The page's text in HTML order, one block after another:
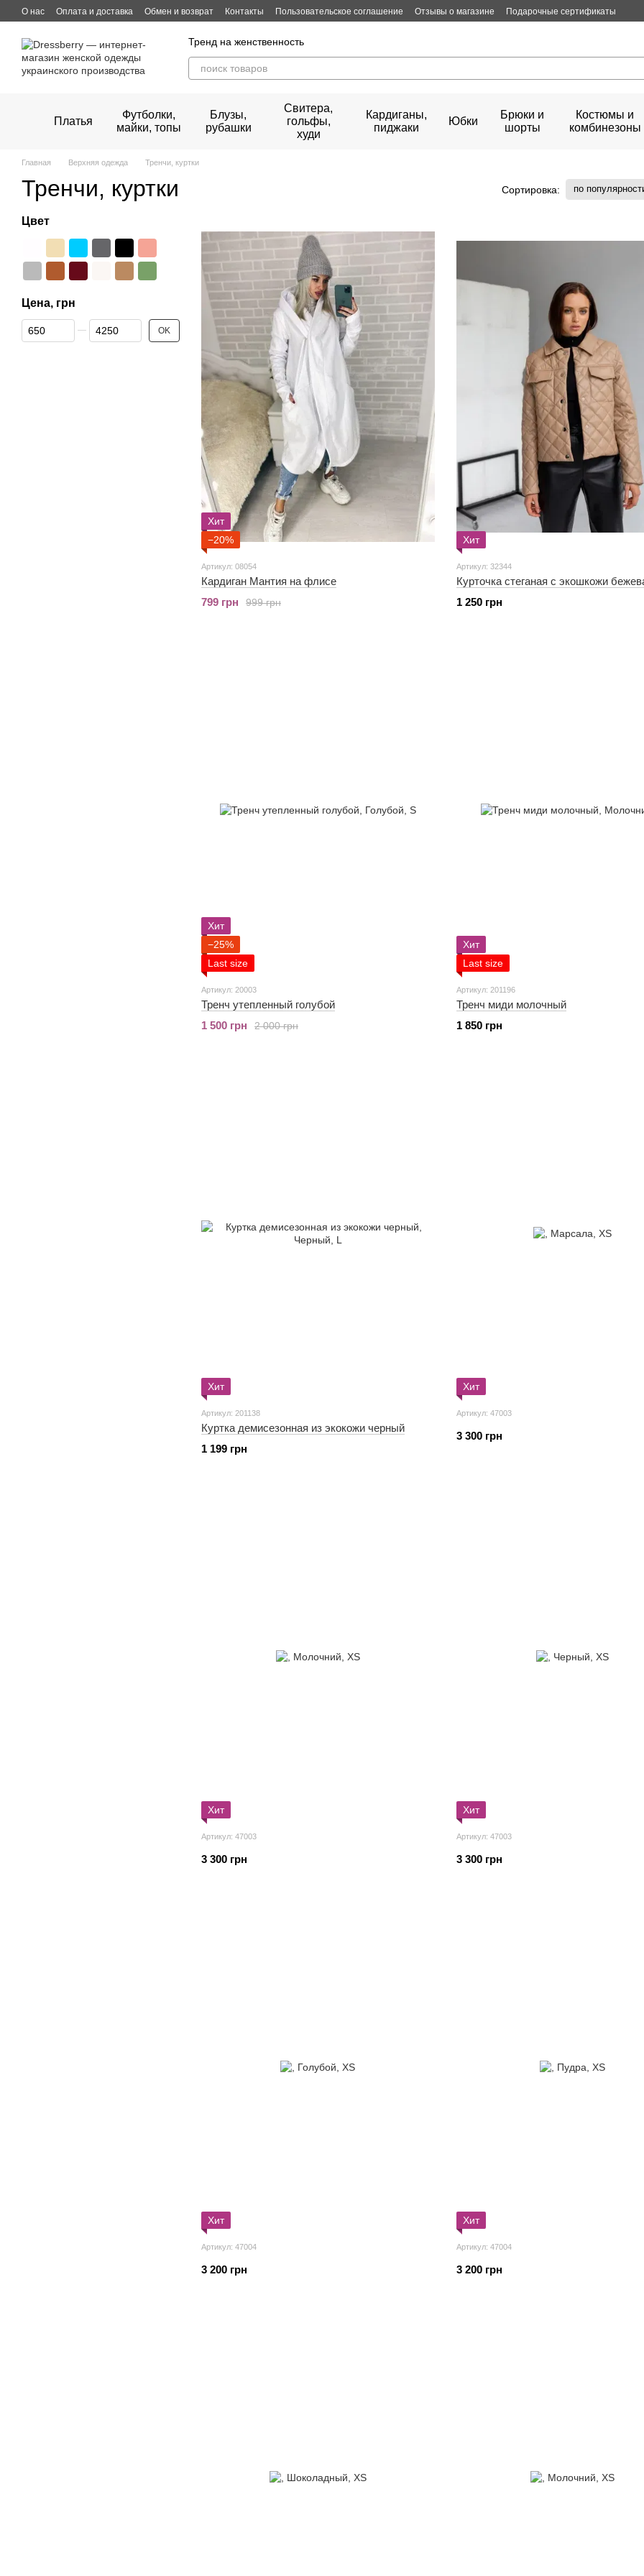
Перейти к основному контенту
О нас Оплата и доставка Обмен и возврат Контакты Пользовательское соглашение Отзывы о магазине Подарочные сертификаты
Тренд на женственность
Платья
Футболки,
майки, топы
Блузы,
рубашки
Свитера,
гольфы,
худи
Кардиганы,
пиджаки
Юбки
Брюки и
шорты
Костюмы и
комбинезоны
Главная Верхняя одежда Тренчи, куртки
Тренчи, куртки Сортировка: по
Хит
−20%
Артикул: 08054
Кардиган Мантия на флисе
999 грн
799 грн
Хит
Артикул: 32344
Курточка стеганая с экошкожи
1 250 грн
Хит
−25%
Last size
Артикул: 20003
Тренч утепленный голубой
2 000 грн
1 500 грн
Хит
Last size
Артикул: 201196
Тренч миди молочный
1 850 грн
Хит
Артикул: 201138
Куртка демисезонная из экокожи черный
1 199 грн
Хит
Артикул: 47003
3 300 грн
Хит
Артикул: 47003
3 300 грн
Хит
Артикул: 47003
3 300 грн
Хит
Артикул: 47004
3 200 грн
Хит
Артикул: 47004
3 200 грн
Цвет
Цена, грн
От Цена, грн
До Цена, грн OK